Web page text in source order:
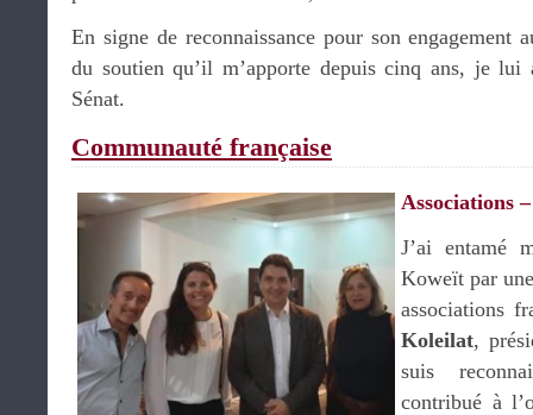
En signe de reconnaissance pour son engagement
du soutien qu’il m’apporte depuis cinq ans, je
Sénat.
Communauté française
Associations
J’ai entamé
Koweït par
associations
Koleilat,
suis
contribué à